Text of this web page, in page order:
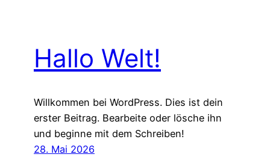
Hallo Welt!
Willkommen bei WordPress. Dies ist dein
erster Beitrag. Bearbeite oder lösche ihn
und beginne mit dem Schreiben!
28. Mai 2026